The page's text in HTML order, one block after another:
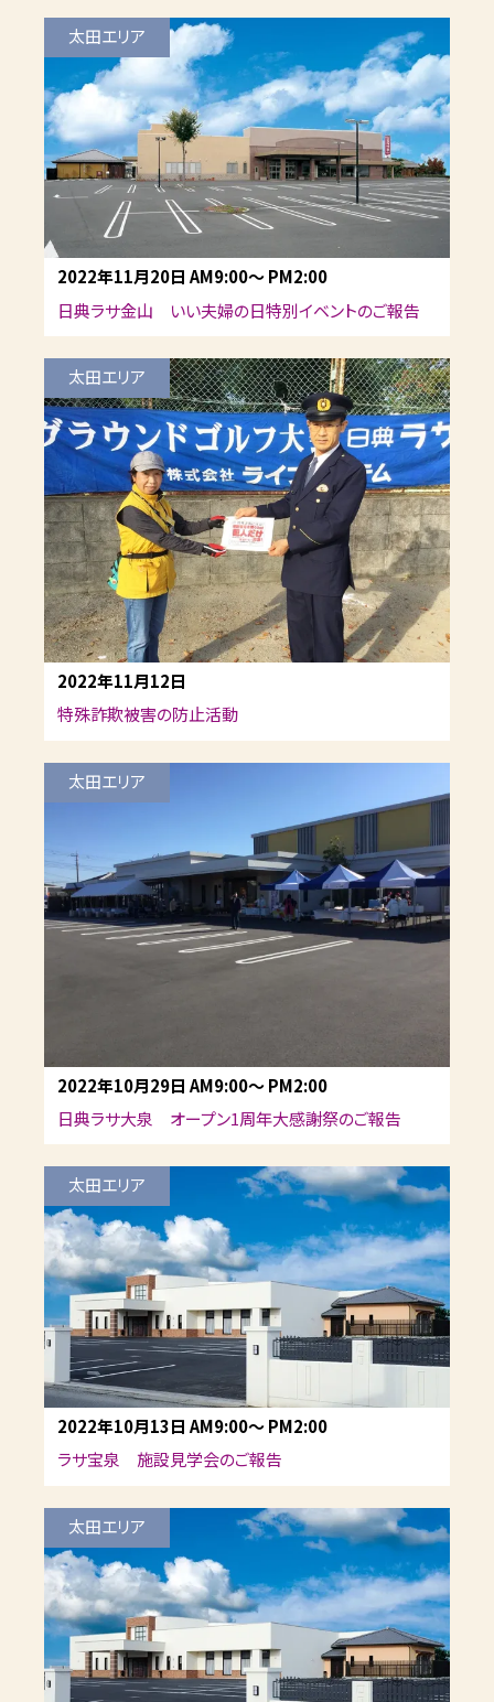
2022年11月20日 AM9:00～PM2:00
日典ラサ金山 いい夫婦の日特別イベントのご報告
太田エリア
2022年11月12日
特殊詐欺被害の防止活動
太田エリア
2022年10月29日 AM9:00～PM2:00
日典ラサ大泉 オープン1周年大感謝祭のご報告
太田エリア
2022年10月13日 AM9:00～PM2:00
ラサ宝泉 施設見学会のご報告
太田エリア
太田エリア